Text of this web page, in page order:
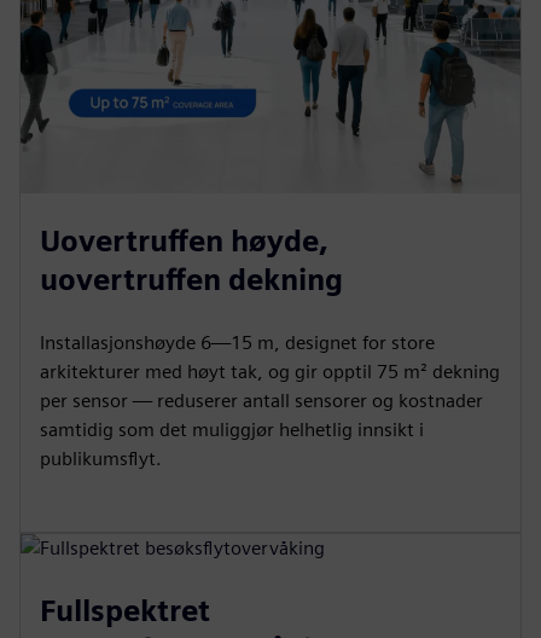
Uovertruffen høyde,
uovertruffen dekning
Installasjonshøyde 6—15 m, designet for store
arkitekturer med høyt tak, og gir opptil 75 m² dekning
per sensor — reduserer antall sensorer og kostnader
samtidig som det muliggjør helhetlig innsikt i
publikumsflyt.
Fullspektret